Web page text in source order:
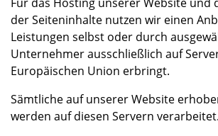
der Seiteninhalte nutzen wir einen
Leistungen selbst oder durch
Unternehmer ausschließlich auf
Europäischen Union erbringt.
Sämtliche auf unserer Website
werden auf diesen Servern verarbeitet.